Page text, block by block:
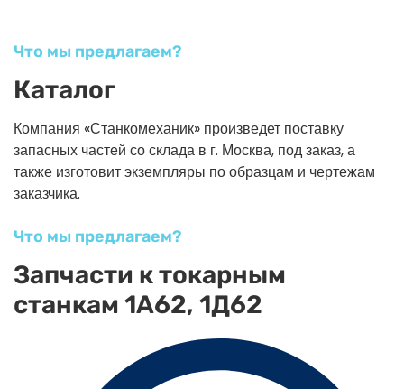
Что мы предлагаем?
Каталог
Компания «Станкомеханик» произведет поставку
запасных частей со склада в г. Москва, под заказ, а
также изготовит экземпляры по образцам и чертежам
заказчика.
Что мы предлагаем?
Запчасти к токарным
станкам 1А62, 1Д62